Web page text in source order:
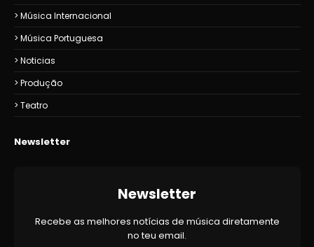
Música Internacional
Música Portuguesa
Noticias
Produção
Teatro
Newsletter
Newsletter
Recebe as melhores notícias de música diretamente
no teu email.